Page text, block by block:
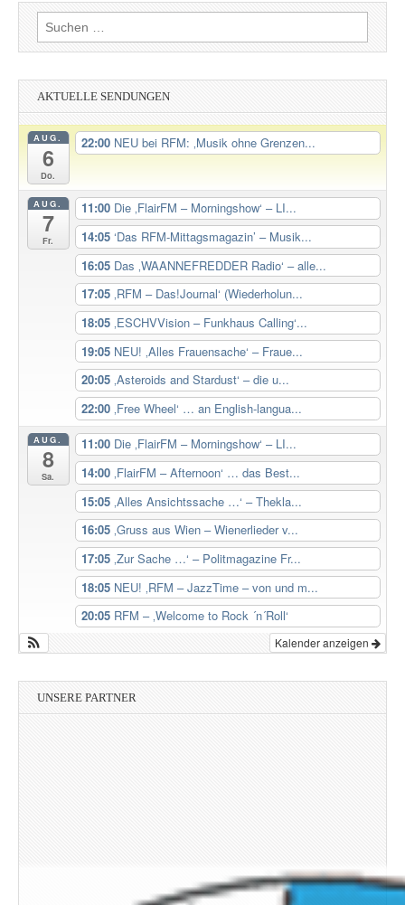
Suchen
nach:
AKTUELLE SENDUNGEN
AUG.
6
Do.
22:00 NEU bei RFM: ‚Musik ohne Grenzen...
AUG.
7
Fr.
11:00 Die ‚FlairFM – Morningshow‘ – LI...
14:05 ‘Das RFM-Mittagsmagazin’ – Musik...
16:05 Das ‚WAANNEFREDDER Radio‘ – alle...
17:05 ‚RFM – Das!Journal‘ (Wiederholun...
18:05 ‚ESCHVVision – Funkhaus Calling‘...
19:05 NEU! ‚Alles Frauensache‘ – Fraue...
20:05 ‚Asteroids and Stardust‘ – die u...
22:00 ‚Free Wheel‘ … an English-langua...
AUG.
8
Sa.
11:00 Die ‚FlairFM – Morningshow‘ – LI...
14:00 ‚FlairFM – Afternoon‘ … das Best...
15:05 ‚Alles Ansichtssache …‘ – Thekla...
16:05 ‚Gruss aus Wien – Wienerlieder v...
17:05 ‚Zur Sache …‘ – Politmagazine Fr...
18:05 NEU! ‚RFM – JazzTime – von und m...
20:05 RFM – ‚Welcome to Rock ´n´Roll‘
Kalender anzeigen
UNSERE PARTNER